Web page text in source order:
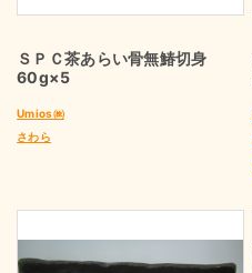
ＳＰＣ茶あらい骨無鰆切身
60g×5
Umios㈱
さわら